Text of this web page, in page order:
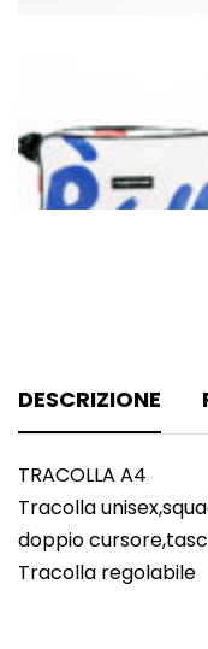
DESCRIZIONE
TRACOLLA A4
Tracolla
doppio
Tracolla regolabile